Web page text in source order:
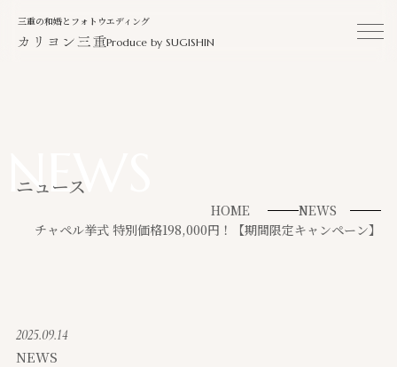
三重の和婚とフォトウエディング
Produce by SUGISHIN
NEWS
ニュース
HOME
NEWS
チャペル挙式 特別価格198,000円！【期間限定キャンペーン】
2025.09.14
NEWS